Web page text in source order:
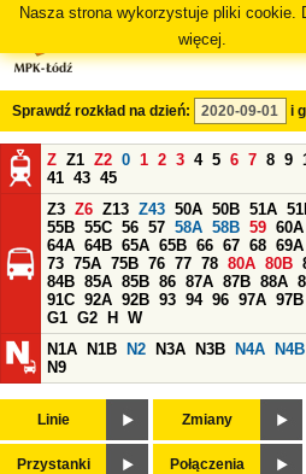
Nasza strona wykorzystuje pliki cookie.
więcej.
Sprawdź rozkład na dzień: i
Z Z1 Z2 0 1 2 3 4 5 6 7 8 9
41 43 45
Z3 Z6 Z13 Z43 50A 50B 51A
55B 55C 56 57 58A 58B 59 60A
64A 64B 65A 65B 66 67 68 69A
73 75A 75B 76 77 78 80A 80B
84B 85A 85B 86 87A 87B 88A
91C 92A 92B 93 94 96 97A 97B
G1 G2 H
W
N1A
N1B N2 N3A N3B N4A N4B
N9
Linie Zmiany
Przystanki Połączenia